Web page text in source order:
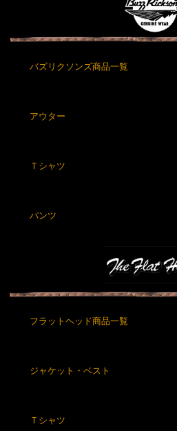
バズリクソンズ商品一覧
アウター
Ｔシャツ
パンツ
フラットヘッド商品一覧
ジャケット・ベスト
Ｔシャツ